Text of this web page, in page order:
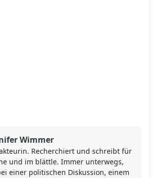
Wimmer
Recherchiert und schreibt für
und im blättle. Immer unterwegs,
einer politischen Diskussion, einem